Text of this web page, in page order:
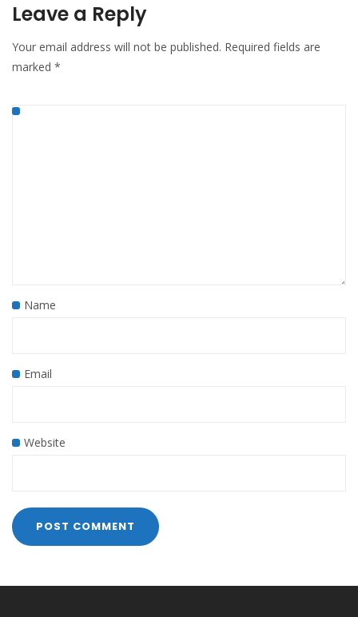
Leave a Reply
Your email address will not be published. Required fields are
marked *
Name
Email
Website